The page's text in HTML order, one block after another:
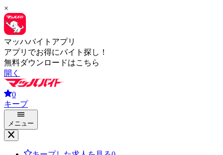
×
マッハバイトアプリ
アプリでお得にバイト探し！
無料ダウンロードはこちら
開く
0
キープ
メニュー